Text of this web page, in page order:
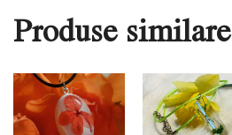
Produse similare